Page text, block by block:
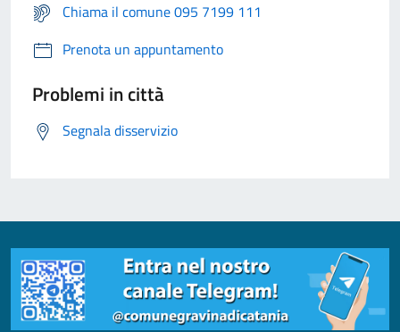
Chiama il comune 095 7199 111
Prenota un appuntamento
Problemi in città
Segnala disservizio